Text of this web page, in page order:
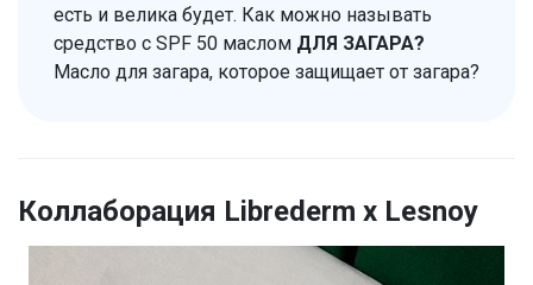
есть и велика будет. Как можно называть
средство с SPF 50 маслом ДЛЯ ЗАГАРА?
Масло для загара, которое защищает от загара?
Коллаборация Librederm х Lesnoy